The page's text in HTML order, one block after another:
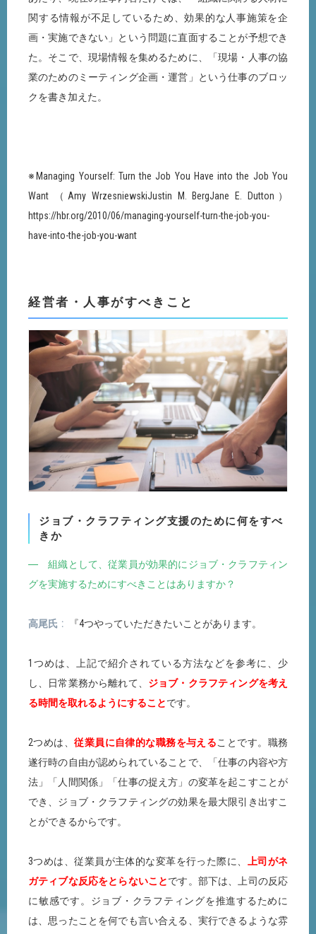
関する情報が不足しているため、効果的な人事施策を企
画・実施できない」という問題に直面することが予想でき
た。そこで、現場情報を集めるために、「現場・人事の協
業のためのミーティング企画・運営」という仕事のブロッ
クを書き加えた。
※Managing Yourself: Turn the Job You Have into the Job You
Want （Amy WrzesniewskiJustin M. BergJane E. Dutton）
https://hbr.org/2010/06/managing-yourself-turn-the-job-you-
have-into-the-job-you-want
経営者・人事がすべきこと
ジョブ・クラフティング支援のために何をすべ
きか
― 組織として、従業員が効果的にジョブ・クラフティン
グを実施するためにすべきことはありますか？
高尾氏 『4つやっていただきたいことがあります。
1つめは、上記で紹介されている方法などを参考に、少
し、日常業務から離れて、 ジョブ・クラフティングを考え
る時間を取れるようにすることです。
2つめは、従業員に自律的な職務を与えることです。職務
遂行時の自由が認められていることで、「仕事の内容や方
法」「人間関係」「仕事の捉え方」の変革を起こすことが
でき、ジョブ・クラフティングの効果を最大限引き出すこ
とができるからです。
3つめは、従業員が主体的な変革を行った際に、 上司がネ
ガティブな反応をとらないことです。部下は、上司の反応
に敏感です。ジョブ・クラフティングを推進するために
は、思ったことを何でも言い合える、実行できるような雰